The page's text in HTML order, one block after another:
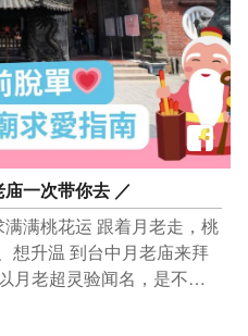
台中市政府前广场（台
） 活动连结：
post --------------------
× 小愿音乐祭 12/14(日)
（台中市清水区中社路信
reurl.cc/Eb6rm1 --------------
台中－摺叠市 即日起至
(周一休馆) 台中市立
台中市南屯区龙富路五段1
2ljZj6 ---------------------------
市集 12/13(六)－12/14(日)
西区五权西四街） 活动连
市集
一次带你去 ／
满桃花运 跟着月老走，桃
想升温 到台中月老庙来拜
月老超灵验闻名，是不少
命天子、牵起好姻缘，都